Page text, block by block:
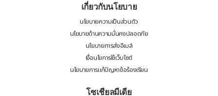
เกี่ยวกับนโยบาย
นโยบายความเป็นส่วนตัว
นโยบายด้านความมั่นคงปลอดภัย
นโยบายการส่งอีเมล์
เงื่อนไขการใช้เว็บไซต์
นโยบายการแก้ปัญหาข้อร้องเรียน
โซเชียลมีเดีย